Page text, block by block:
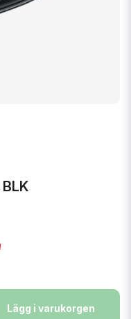
BLK
Lägg i varukorgen